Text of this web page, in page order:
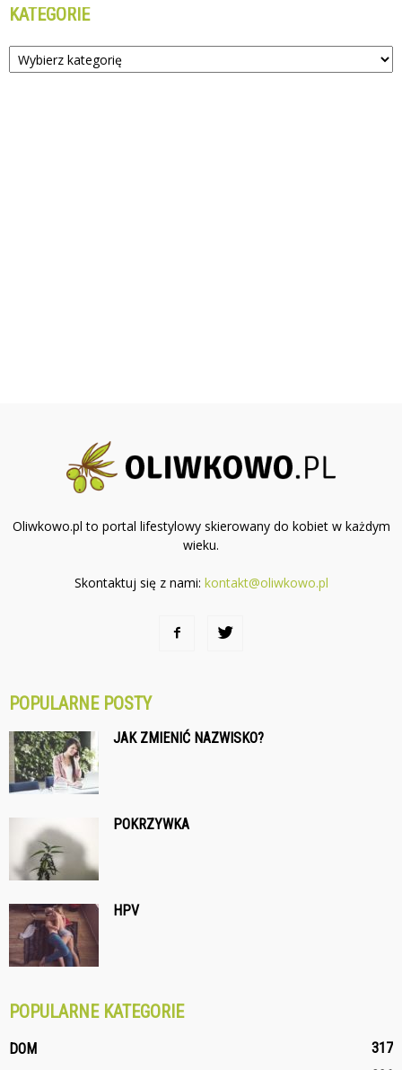
KATEGORIE
Kategorie
Oliwkowo.pl to portal lifestylowy skierowany do kobiet w każdym
wieku.
Skontaktuj się z nami: kontakt@oliwkowo.pl
POPULARNE POSTY
JAK ZMIENIĆ NAZWISKO?
POKRZYWKA
HPV
POPULARNE KATEGORIE
DOM
317